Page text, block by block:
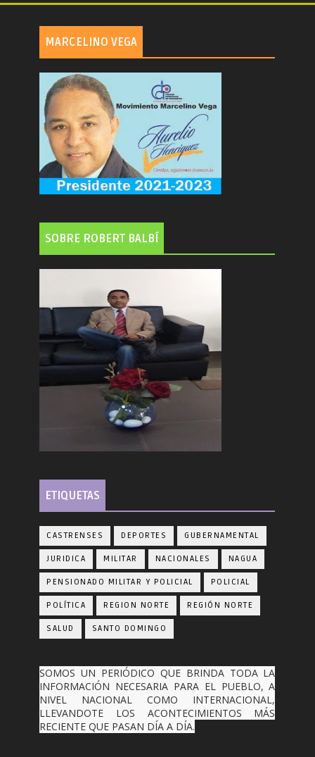
MARCELINO VEGA
SOBRE ROBERT BALBÍ
ETIQUETAS
CASTRENSES DEPORTES GUBERNAMENTAL
JURIDICA MILITAR NACIONALES NAGUA
PENSIONADO MILITAR Y POLICIAL POLICIAL
POLÍTICA REGION NORTE REGIÓN NORTE
SALUD SANTO DOMINGO
SOMOS UN PERIÓDICO QUE BRINDA TODA LA
INFORMACIÓN NECESARIA PARA EL PUEBLO, A
NIVEL NACIONAL COMO INTERNACIONAL,
LLEVANDOTE LOS ACONTECIMIENTOS MÁS
RECIENTE QUE PASAN DÍA A DÍA.